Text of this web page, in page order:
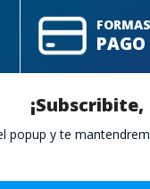
PAGO
popup y te